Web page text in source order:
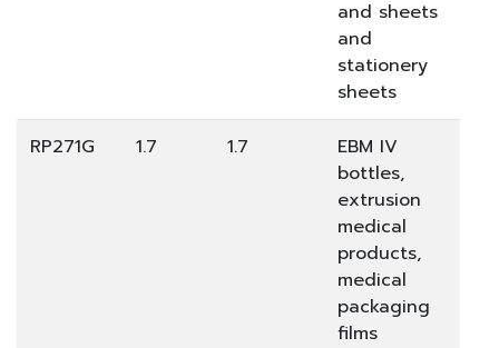
and sheets
and
stationery
sheets
RP271G 1.7 1.7
EBM IV
bottles,
extrusion
medical
products,
medical
packaging
films